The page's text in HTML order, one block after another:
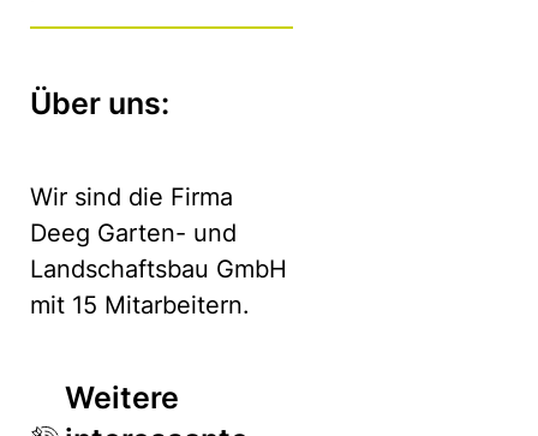
Über uns:
Wir sind die Firma
Deeg Garten- und
Landschaftsbau GmbH
mit 15 Mitarbeitern.
Weitere